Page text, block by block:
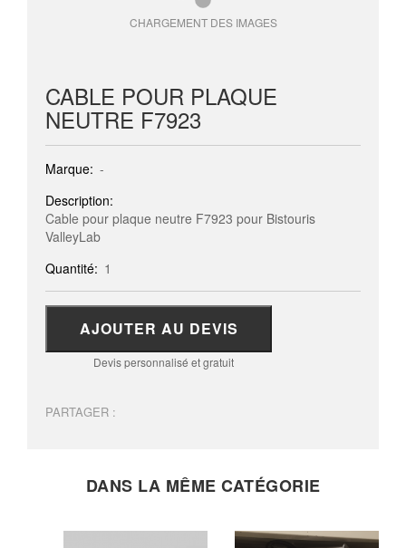
CHARGEMENT DES IMAGES
CABLE POUR PLAQUE
NEUTRE F7923
Marque: -
Description:
Cable pour plaque neutre F7923 pour Bistouris
ValleyLab
Quantité: 1
AJOUTER AU DEVIS
Devis personnalisé et gratuit
PARTAGER :
DANS LA MÊME CATÉGORIE